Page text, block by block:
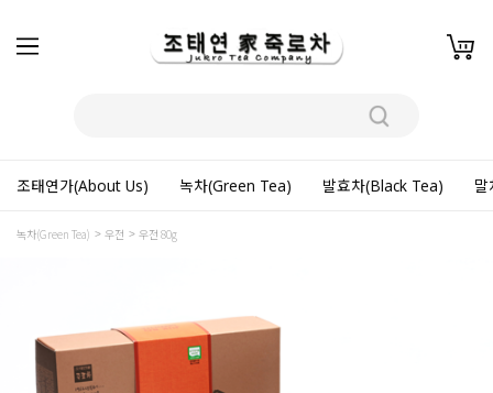
조태연가(About Us) 녹차(Green Tea) 발효차(Black Tea)
녹차(Green Tea) 우전 우전 80g